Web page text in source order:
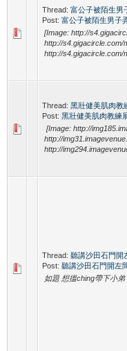
Thread: 富公子被陌生男
Post: 富公子被陌生男子
[Image: http://
http://s4.gigacircle.com/
http://s4.gigacircle.com/
Thread: 黑壯健美肌肉教
Post: 黑壯健美肌肉教練
[Image: http://
http://
http://
Thread: 聽講沙田石門開
Post: 聽講沙田石門開左
如題 想搵ching帶下小弟